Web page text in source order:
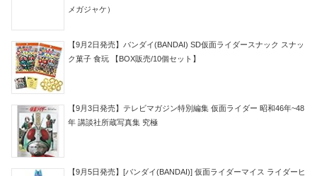
メガジャケ）
【9月2日発売】バンダイ(BANDAI) SD仮面ライダースナック スナッ
ク菓子 食玩 【BOX販売/10個セット】
【9月3日発売】テレビマガジン特別編集 仮面ライダー 昭和46年~48
年 講談社所蔵写真集 究極
【9月5日発売】[バンダイ(BANDAI)] 仮面ライダーマイス ライダーヒ